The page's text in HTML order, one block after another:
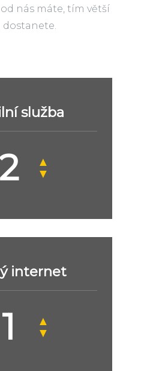
nás máte, tím větší
dostanete.
služba
▲
▼
internet
▲
▼